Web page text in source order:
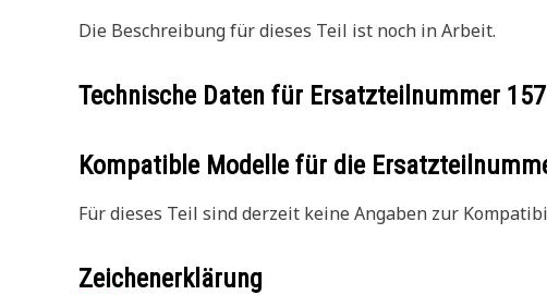
Die Beschreibung für dieses Teil ist noch in Arbeit.
Technische Daten für Ersatzteilnummer
Kompatible Modelle für die
Für dieses Teil sind derzeit keine Angaben zur
Zeichenerklärung